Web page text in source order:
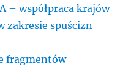
– współpraca krajów
zakresie spuścizn
fragmentów